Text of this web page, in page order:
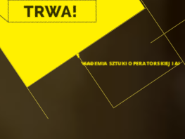
03
AKADEMIA SZTUKI OPERATORSKIEJ I AI